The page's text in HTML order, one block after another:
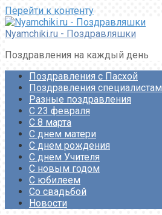
Перейти к контенту
Nyamchiki.ru - Поздравляшки
Поздравления на каждый день
Поздравления с Пасхой
Поздравления специалистам
Разные поздравления
С 23 февраля
С 8 марта
С днем матери
С днем рождения
С днем Учителя
С новым годом
С юбилеем
Со свадьбой
Новости